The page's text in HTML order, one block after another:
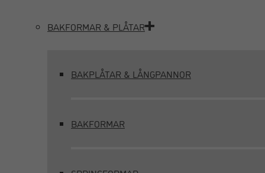
BAKFORMAR & PLÅTAR
BAKPLÅTAR & LÅNGPANNOR
BAKFORMAR